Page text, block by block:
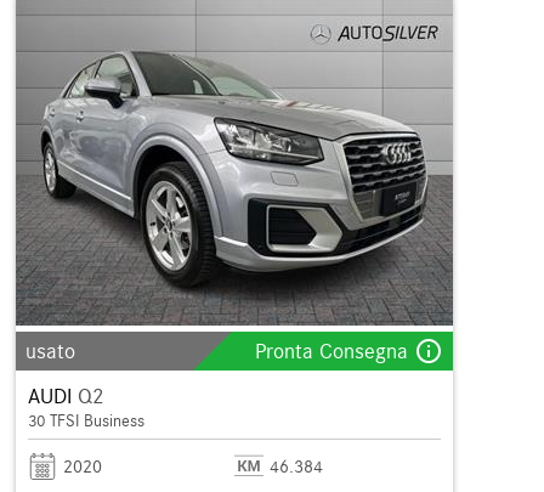
usato Pronta Consegna info_outline
AUDI Q2
30 TFSI Business
2020
46.384